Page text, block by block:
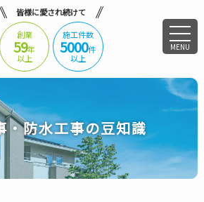
皆様に愛され続けて
創業
59年
以上
施工件数
5000件
以上
MENU
・防水工事の豆知識